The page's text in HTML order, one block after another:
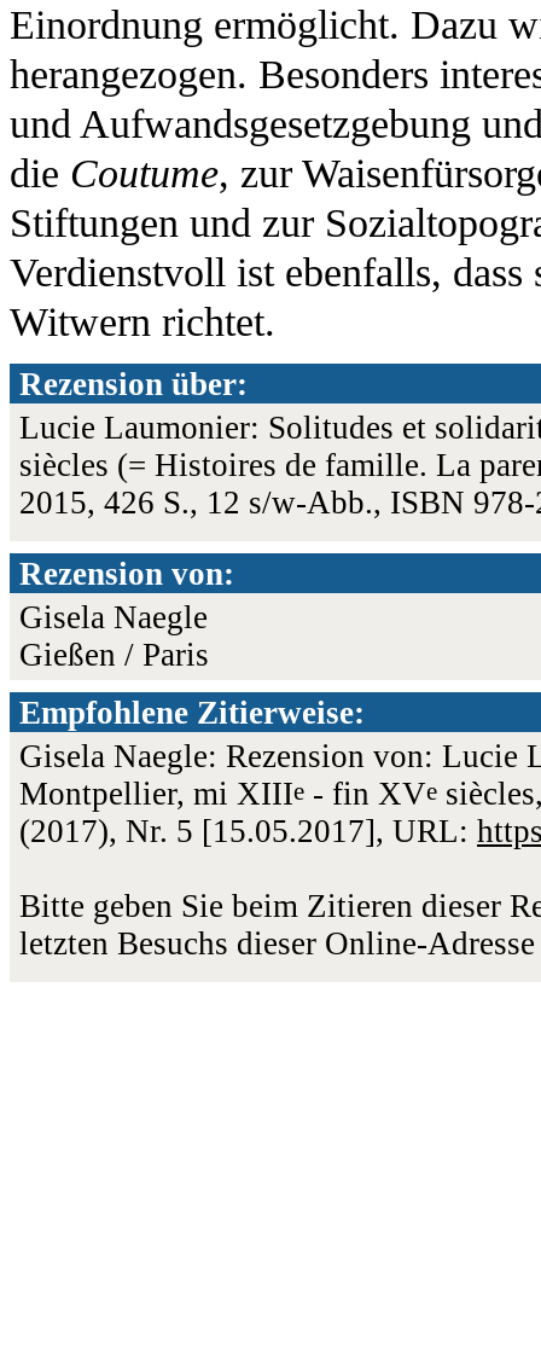
Einordnung ermöglicht. Dazu
herangezogen. Besonders
und Aufwandsgesetzgebung
die Coutume, zur
Stiftungen und zur
Verdienstvoll ist ebenfalls,
Witwern richtet.
Rezension über:
Lucie Laumonier: Solitudes et
siècles (= Histoires de famille. La
2015, 426 S., 12 s/w-Abb., ISBN
Rezension von:
Gisela Naegle
Gießen / Paris
Empfohlene Zitierweise:
Gisela Naegle: Rezension von:
Montpellier, mi XIIIe - fin XVe
(2017), Nr. 5 [15.05.2017], URL:
Bitte geben Sie beim Zitieren dieser
letzten Besuchs dieser Online-Adresse